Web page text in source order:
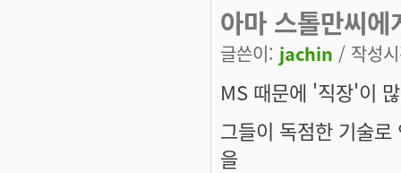
아마 스톨만씨
글쓴이: jachin / 작성
MS 때문에 '직장'이
그들이 독점한 기술
을